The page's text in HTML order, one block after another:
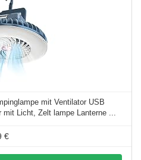
mit Ventilator USB
mit Licht, Zelt lampe Lanterne ...
€